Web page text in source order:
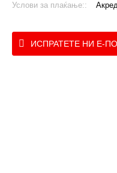
Услови за плаќање::
ИСПРАТЕТЕ НИ Е-